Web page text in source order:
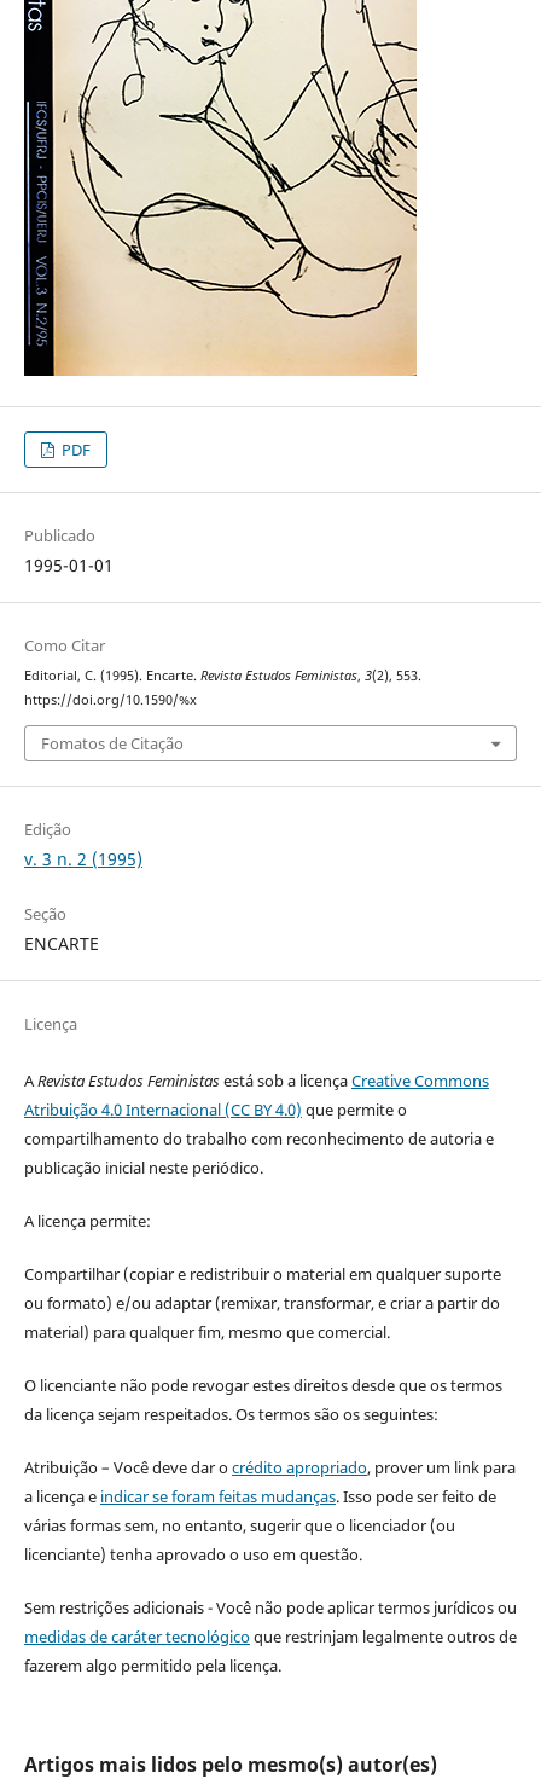
PDF
Publicado
1995-01-01
Como Citar
Editorial, C. (1995). Encarte. Revista Estudos Feministas, 3(2), 553.
https://doi.org/10.1590/%x
Fomatos de Citação
Edição
v. 3 n. 2 (1995)
Seção
ENCARTE
Licença
ARevista Estudos Feministasestá sob a licençaCreative Commons
Atribuição 4.0 Internacional (CC BY 4.0) que permite o
compartilhamento do trabalho com reconhecimento de autoria e
publicação inicial neste periódico.
A licença permite:
Compartilhar (copiar e redistribuir o material em qualquer suporte
ou formato) e/ou adaptar (remixar, transformar, e criar a partir do
material) para qualquer fim, mesmo que comercial.
O licenciante não pode revogar estes direitos desde que os termos
da licença sejam respeitados. Os termos são os seguintes:
Atribuição – Você deve dar ocrédito apropriado, prover um link para
a licença e indicar se foram feitas mudanças. Isso pode ser feito de
várias formas sem, no entanto, sugerir que o licenciador (ou
licenciante) tenha aprovado o uso em questão.
Sem restrições adicionais - Você não pode aplicar termos jurídicos ou
medidas de caráter tecnológicoque restrinjam legalmente outros de
fazerem algo permitido pela licença.
Artigos mais lidos pelo mesmo(s) autor(es)